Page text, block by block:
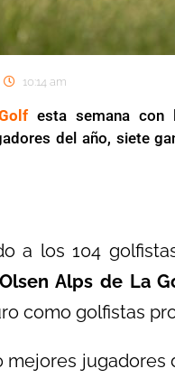
10:14 am
esta semana
del año, siete
a los 104
Alps de La
como golfistas
mejores